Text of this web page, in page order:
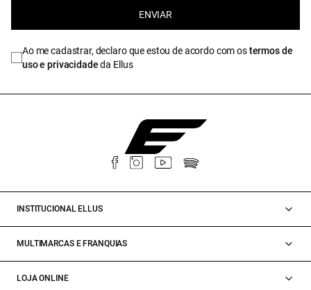
ENVIAR
Ao me cadastrar, declaro que estou de acordo com ostermos de
uso e privacidadeda Ellus
INSTITUCIONAL ELLUS
MULTIMARCAS E FRANQUIAS
LOJA ONLINE